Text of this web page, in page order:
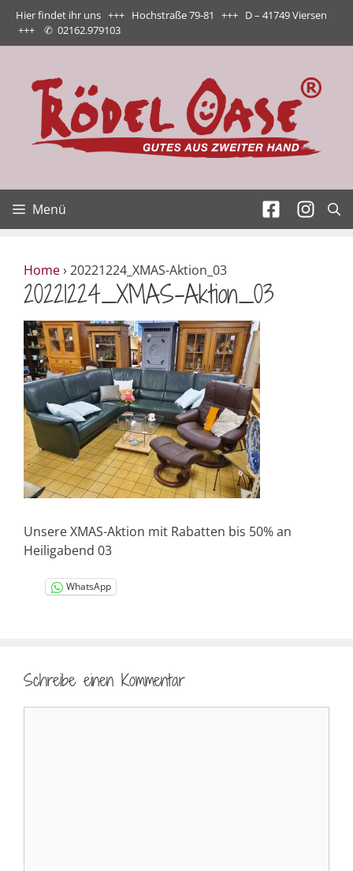
Zum
Inhalt
springen
Hier findet ihr uns +++ Hochstraße 79-81 +++ D – 41749 Viersen
+++ ✆ 02162.979103
Menü
Home› 20221224_XMAS-Aktion_03
20221224_XMAS-Aktion_03
Unsere XMAS-Aktion mit Rabatten bis 50% an
Heiligabend 03
WhatsApp
Schreibe einen Kommentar